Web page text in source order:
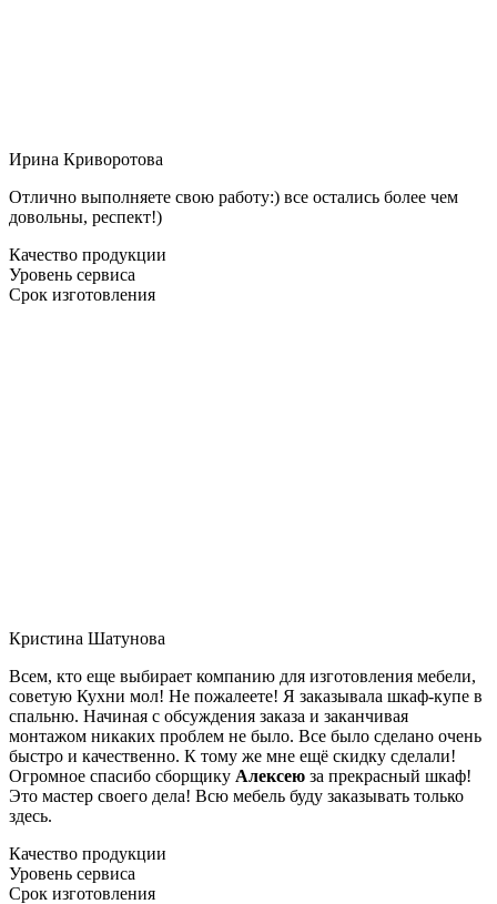
Ирина Криворотова
Отлично выполняете свою работу:) все остались более чем
довольны, респект!)
Качество продукции
Уровень сервиса
Срок изготовления
Кристина Шатунова
Всем, кто еще выбирает компанию для изготовления мебели,
советую Кухни мол! Не пожалеете! Я заказывала шкаф-купе в
спальню. Начиная с обсуждения заказа и заканчивая
монтажом никаких проблем не было. Все было сделано очень
быстро и качественно. К тому же мне ещё скидку сделали!
Огромное спасибо сборщику Алексею за прекрасный шкаф!
Это мастер своего дела! Всю мебель буду заказывать только
здесь.
Качество продукции
Уровень сервиса
Срок изготовления